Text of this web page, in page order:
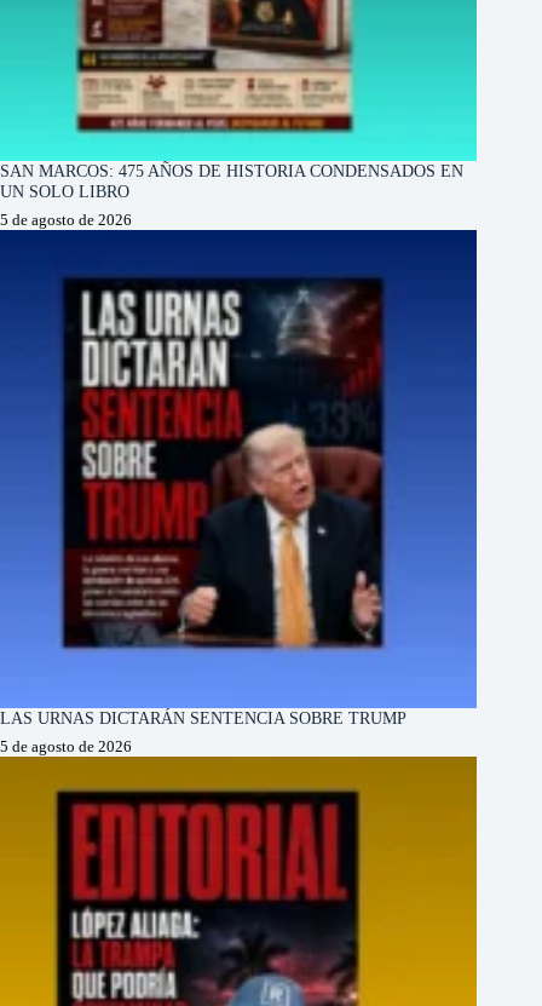
SAN MARCOS: 475 AÑOS DE HISTORIA CONDENSADOS EN
UN SOLO LIBRO
5 de agosto de 2026
LAS URNAS DICTARÁN SENTENCIA SOBRE TRUMP
5 de agosto de 2026